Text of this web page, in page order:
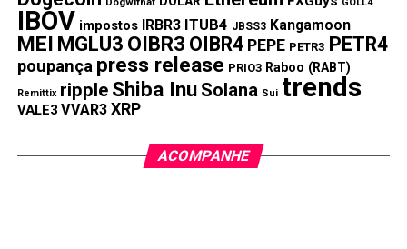
IBOV impostos IRBR3 ITUB4 JBSS3 Kangamoon
MEI MGLU3 OIBR3 OIBR4 PEPE PETR3 PETR4
poupança press release PRIO3 Raboo (RABT)
Remittix ripple Shiba Inu Solana Sui trends
VALE3 VVAR3 XRP
ACOMPANHE